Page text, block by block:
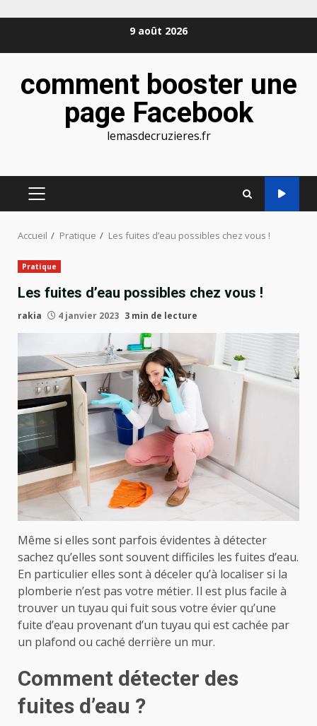
9 août 2026
comment booster une
page Facebook
lemasdecruzieres.fr
MENU
Accueil Pratique Les fuites d’eau possibles chez vous !
Pratique
Les fuites d’eau possibles chez vous !
rakia 4 janvier 2023 3 min de lecture
Même si elles sont parfois évidentes à détecter
sachez qu’elles sont souvent difficiles les fuites d’eau.
En particulier elles sont à déceler qu’à localiser si la
plomberie n’est pas votre métier. Il est plus facile à
trouver un tuyau qui fuit sous votre évier qu’une
fuite d’eau provenant d’un tuyau qui est cachée par
un plafond ou caché derrière un mur.
Comment détecter des
fuites d’eau ?